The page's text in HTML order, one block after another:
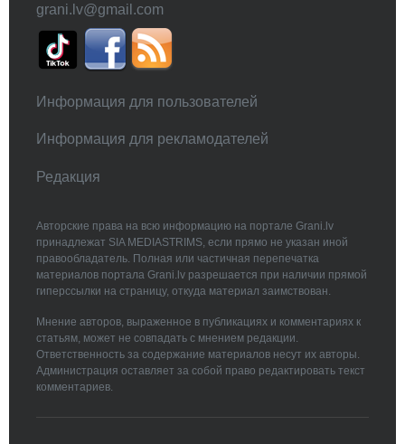
grani.lv@gmail.com
Информация для пользователей
Информация для рекламодателей
Редакция
Авторские права на всю информацию на портале Grani.lv
принадлежат SIA MEDIASTRIMS, если прямо не указан иной
правообладатель. Полная или частичная перепечатка
материалов портала Grani.lv разрешается при наличии прямой
гиперссылки на страницу, откуда материал заимствован.
Мнение авторов, выраженное в публикациях и комментариях к
статьям, может не совпадать с мнением редакции.
Ответственность за содержание материалов несут их авторы.
Администрация оставляет за собой право редактировать текст
комментариев.